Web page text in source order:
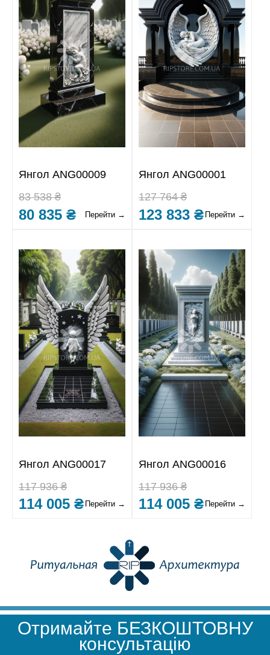
Янгол ANG00009
83 538 ₴
80 835 ₴ Перейти →
Янгол ANG00001
127 764 ₴
123 833 ₴ Перейти →
Янгол ANG00017
117 936 ₴
114 005 ₴ Перейти →
Янгол ANG00016
117 936 ₴
114 005 ₴ Перейти →
Отримайте БЕЗКОШТОВНУ
консультацію